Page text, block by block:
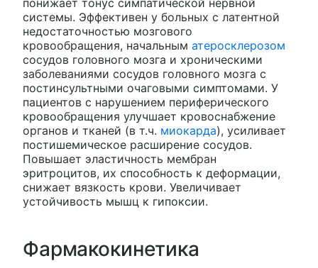
понижает тонус симпатической нервной
системы. Эффективен у больных с латентной
недостаточностью мозгового
кровообращения, начальным атеросклерозом
сосудов головного мозга и хроническими
заболеваниями сосудов головного мозга с
постинсультными очаговыми симптомами. У
пациентов с нарушением периферического
кровообращения улучшает кровоснабжение
органов и тканей (в т.ч. миокарда), усиливает
постишемическое расширение сосудов.
Повышает эластичность мембран
эритроцитов, их способность к деформации,
снижает вязкость крови. Увеличивает
устойчивость мышц к гипоксии.
Фармакокинетика